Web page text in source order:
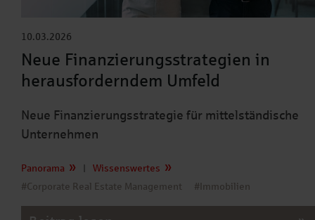
10.03.2026
Neue Finanzierungsstrategien in
herausforderndem Umfeld
Neue Finanzierungsstrategie für mittelständische
Unternehmen
Panorama
Wissenswertes
#Corporate Real Estate Management
#Immobilien